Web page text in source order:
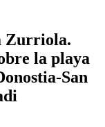
Zurriola.
la playa
San